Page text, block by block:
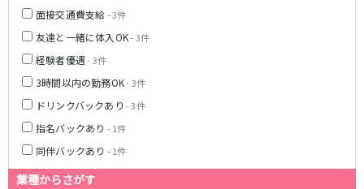
面接交通費支給- 3件
友達と一緒に体入OK- 3件
経験者優遇- 3件
3時間以内の勤務OK- 3件
ドリンクバックあり - 3件
指名バックあり - 1件
同伴バックあり - 1件
業種からさがす
神田駅
赤坂見附駅
西武新宿線
所沢駅
久米川駅